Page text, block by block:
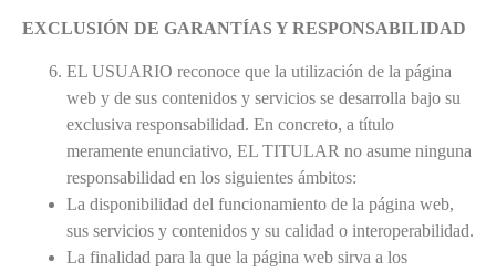
EXCLUSIÓN DE GARANTÍAS Y RESPONSABILIDAD
EL USUARIO reconoce que la utilización de la página
web y de sus contenidos y servicios se desarrolla bajo su
exclusiva responsabilidad. En concreto, a título
meramente enunciativo, EL TITULAR no asume ninguna
responsabilidad en los siguientes ámbitos:
La disponibilidad del funcionamiento de la página web,
sus servicios y contenidos y su calidad o interoperabilidad.
La finalidad para la que la página web sirva a los